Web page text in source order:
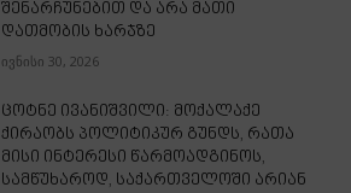
შენარჩუნებით და არა მათი
დათმობის ხარჯზე
ივნისი 30, 2026
ცოტნე ივანიშვილი: მოქალაქე
ქირაობს პოლიტიკურ გუნდს, რათა
მისი ინტერესი წარმოადგინოს,
სამწუხაროდ, საქართველოში არიან